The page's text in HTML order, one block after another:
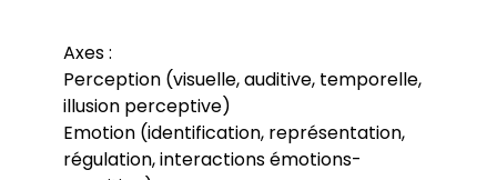
Axes :
Perception (visuelle, auditive, temporelle,
illusion perceptive)
Emotion (identification, représentation,
régulation, interactions émotions-